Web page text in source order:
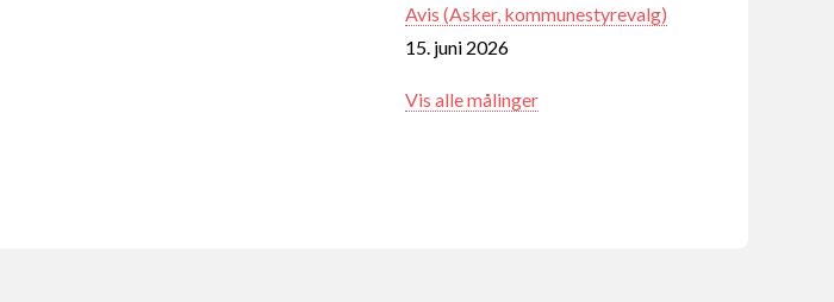
Avis (Asker, kommunestyrevalg)
15. juni 2026
Vis alle målinger